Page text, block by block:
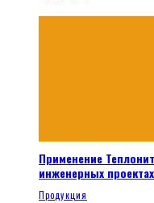
Применение
инженерных
Продукция